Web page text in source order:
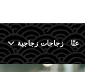
عنّا زجاجات زجاجية